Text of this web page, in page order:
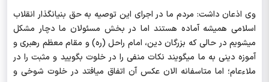
وی اذعان داشت: مردم ما در اجرای این توصیه به حق بنیانگذار انقلاب
اسلامی همیشه آماده هستند اما در بخش مسئولان ما دچار مشکل
می‎شویم در حالی که بزرگان دین، امام راحل (ره) و مقام معظم رهبری و
آموزه دینی به ما می‎گویند نکات منفی را در خلوت بگویید و مثبت را در
ملاءعام؛ اما متاسفانه الان عکس آن اتفاق می‎افتد در خلوت شوخی و